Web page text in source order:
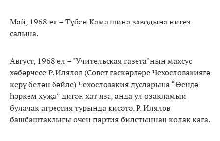
Май, 1968 ел – Түбән Кама шина заводына нигез
салына.
Август, 1968 ел – "Учительская газета"ның махсус
хәбәрчесе Р. Илялов (Совет гаскәрләре Чехословакиягә
керү белән бәйле) Чехословакия дусларына “Өендә
һәркем хуҗа” дигән хат яза, анда ул озакламый
булачак агрессия турында кисәтә. Р. Илялов
башбаштаклыгы өчен партия билетыннан колак кага.